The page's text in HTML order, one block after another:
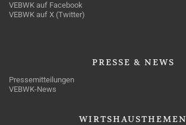
VEBWK auf Facebook
VEBWK auf X (Twitter)
PRESSE & NEWS
Pressemitteilungen
VEBWK-News
WIRTSHAUSTHEMEN